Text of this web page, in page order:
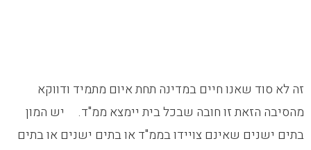
זה לא סוד שאנו חיים במדינה תחת איום מתמיד ודווקא
מהסיבה הזאת זו חובה שבכל בית יימצא ממ"ד. יש המון
בתים ישנים שאינם צויידו בממ"ד או בתים ישנים או בתים